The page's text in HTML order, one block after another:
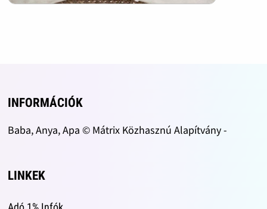
INFORMÁCIÓK
Baba, Anya, Apa © Mátrix Közhasznú Alapítvány -
LINKEK